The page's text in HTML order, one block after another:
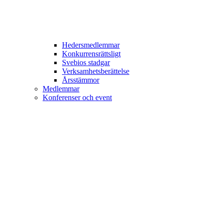
Hedersmedlemmar
Konkurrensrättsligt
Svebios stadgar
Verksamhetsberättelse
Årsstämmor
Medlemmar
Konferenser och event